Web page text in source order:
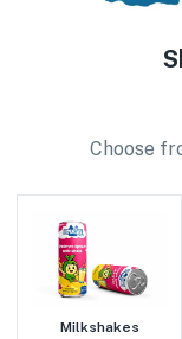
Choose
Milkshakes